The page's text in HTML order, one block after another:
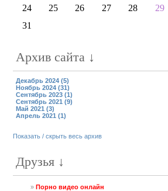
24
25 26 27 28 29
31
Архив сайта ↓
Декабрь 2024 (5)
Ноябрь 2024 (31)
Сентябрь 2023 (1)
Сентябрь 2021 (9)
Май 2021 (3)
Апрель 2021 (1)
Показать / скрыть весь архив
Друзья ↓
» Порно видео онлайн